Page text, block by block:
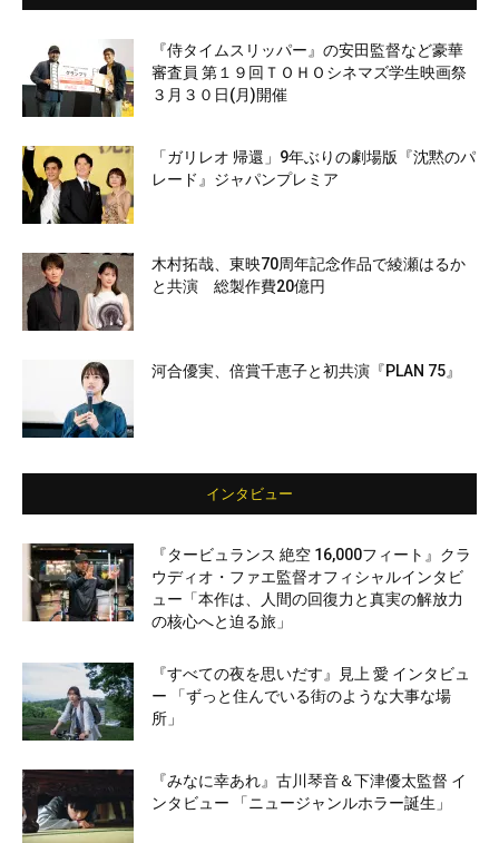
『侍タイムスリッパー』の安田監督など豪華
審査員 第１９回ＴＯＨＯシネマズ学生映画祭
３月３０日(月)開催
「ガリレオ 帰還」9年ぶりの劇場版『沈黙のパ
レード』ジャパンプレミア
木村拓哉、東映70周年記念作品で綾瀬はるか
と共演 総製作費20億円
河合優実、倍賞千恵子と初共演『PLAN 75』
インタビュー
『タービュランス 絶空 16,000フィート』クラ
ウディオ・ファエ監督オフィシャルインタビ
ュー「本作は、人間の回復力と真実の解放力
の核心へと迫る旅」
『すべての夜を思いだす』見上 愛 インタビュ
ー 「ずっと住んでいる街のような大事な場
所」
『みなに幸あれ』古川琴音＆下津優太監督 イ
ンタビュー 「ニュージャンルホラー誕生」